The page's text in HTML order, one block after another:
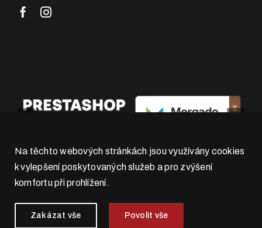
Na těchto webových stránkách jsou využívány cookies
k vylepšení poskytovaných služeb a pro zvýšení
komfortu při prohlížení.
Zakázat vše Povolit vše